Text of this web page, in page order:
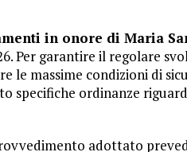
in onore di Maria
Per garantire il regolare
le massime condizioni di
specifiche ordinanze
adottato